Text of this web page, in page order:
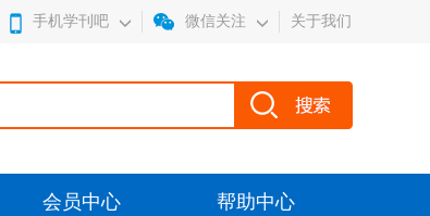
手机学刊吧 微信关注 关于我们
会员中心 帮助中心